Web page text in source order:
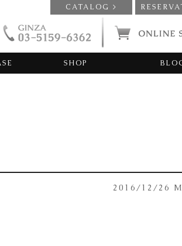
CATALOG >
SHOP
2016/12/26